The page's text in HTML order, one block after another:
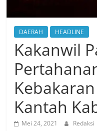
DAERAH HEADLINE
Kakanwil
Kantah
Mei 24, 2021 Redaksi